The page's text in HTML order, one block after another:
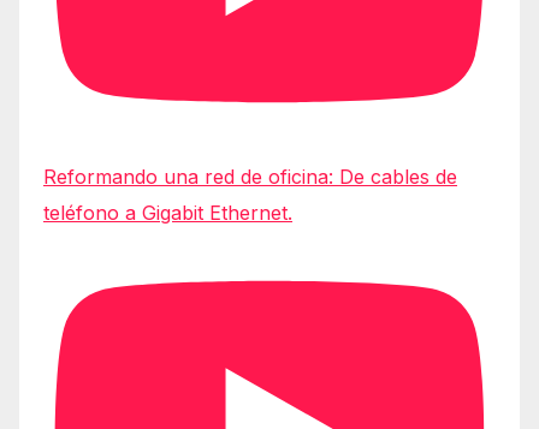
Reformando una red de oficina: De cables de
teléfono a Gigabit Ethernet.